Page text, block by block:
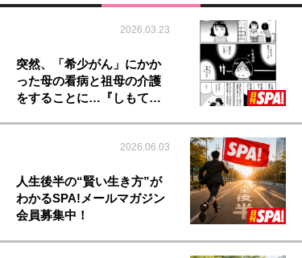
2026.03.23
突然、「希少がん」にかか
った母の看病と祖母の介護
をすることに…『しもて…
2026.06.03
人生後半の“賢い生き方”が
わかるSPA!メールマガジン
会員募集中！